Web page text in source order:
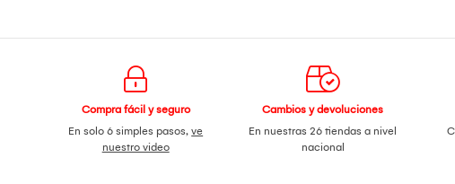
Compra fácil y seguro
En solo 6 simples pasos,ve
nuestro video
Cambios y devoluciones
En nuestras 26 tiendas a nivel
nacional